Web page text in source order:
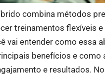
combina métodos
treinamentos flexíveis e
vai entender como essa
benefícios e como
e resultados.